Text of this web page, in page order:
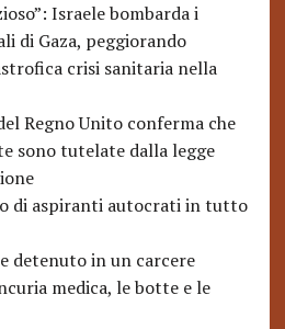
Israele bombarda i
di Gaza, peggiorando
crisi sanitaria nella
Regno Unito conferma che
sono tutelate dalla legge
di aspiranti autocrati in tutto
detenuto in un carcere
medica, le botte e le